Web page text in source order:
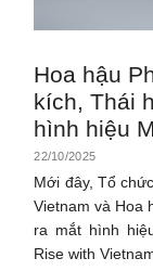
Hoa hậu
kích, Thái
hình hiệu
22/10/2025
Mới đây, Tổ
Vietnam và Hoa
ra mắt hình
Rise with